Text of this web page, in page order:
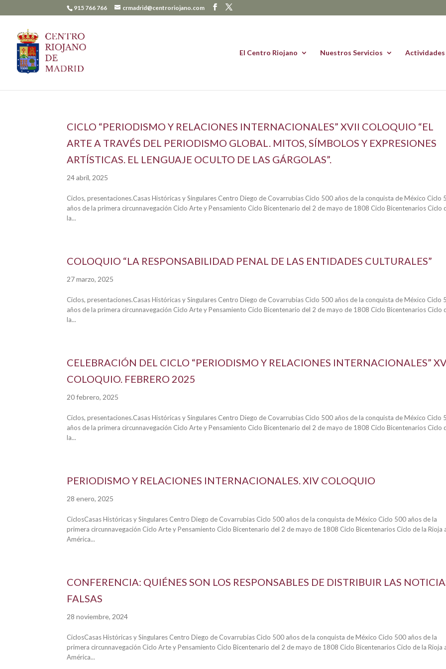
915 766 766 crmadrid@centroriojano.com
El Centro Riojano Nuestros Servicios Actividades
CICLO “PERIODISMO Y RELACIONES INTERNACIONALES” XVII COLOQUIO “EL
ARTE A TRAVÉS DEL PERIODISMO GLOBAL. MITOS, SÍMBOLOS Y EXPRESIONES
ARTÍSTICAS. EL LENGUAJE OCULTO DE LAS GÁRGOLAS”.
24 abril, 2025
Ciclos, presentaciones.Casas Históricas y Singulares Centro Diego de Covarrubias Ciclo 500 años de la conquista de México Ciclo
años de la primera circunnavegación Ciclo Arte y Pensamiento Ciclo Bicentenario del 2 de mayo de 1808 Ciclo Bicentenarios Ciclo
la...
COLOQUIO “LA RESPONSABILIDAD PENAL DE LAS ENTIDADES CULTURALES”
27 marzo, 2025
Ciclos, presentaciones.Casas Históricas y Singulares Centro Diego de Covarrubias Ciclo 500 años de la conquista de México Ciclo
años de la primera circunnavegación Ciclo Arte y Pensamiento Ciclo Bicentenario del 2 de mayo de 1808 Ciclo Bicentenarios Ciclo
la...
CELEBRACIÓN DEL CICLO “PERIODISMO Y RELACIONES INTERNACIONALES”
COLOQUIO. FEBRERO 2025
20 febrero, 2025
Ciclos, presentaciones.Casas Históricas y Singulares Centro Diego de Covarrubias Ciclo 500 años de la conquista de México Ciclo
años de la primera circunnavegación Ciclo Arte y Pensamiento Ciclo Bicentenario del 2 de mayo de 1808 Ciclo Bicentenarios Ciclo
la...
PERIODISMO Y RELACIONES INTERNACIONALES. XIV COLOQUIO
28 enero, 2025
CiclosCasas Históricas y Singulares Centro Diego de Covarrubias Ciclo 500 años de la conquista de México Ciclo 500 años de la
primera circunnavegación Ciclo Arte y Pensamiento Ciclo Bicentenario del 2 de mayo de 1808 Ciclo Bicentenarios Ciclo de la Rioja
América...
CONFERENCIA: QUIÉNES SON LOS RESPONSABLES DE DISTRIBUIR LAS
FALSAS
28 noviembre, 2024
CiclosCasas Históricas y Singulares Centro Diego de Covarrubias Ciclo 500 años de la conquista de México Ciclo 500 años de la
primera circunnavegación Ciclo Arte y Pensamiento Ciclo Bicentenario del 2 de mayo de 1808 Ciclo Bicentenarios Ciclo de la Rioja
América...